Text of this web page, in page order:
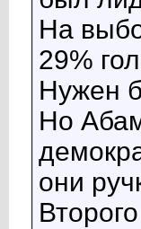
На
29%
Нужен
Но
они